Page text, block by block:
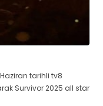
tarihli tv8
Survivor 2025 all star